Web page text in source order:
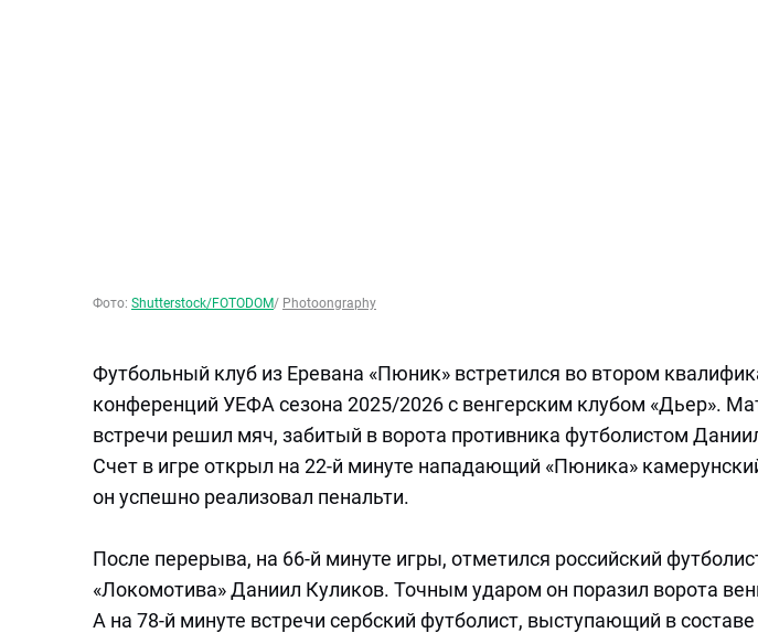
Фото: Shutterstock/FOTODOM/ Photoongraphy
Футбольный клуб из Еревана «Пюник» встретился во втором
конференций УЕФА сезона 2025/2026 с венгерским клубом «Дьер».
встречи решил мяч, забитый в ворота противника футболистом
Счет в игре открыл на 22-й минуте нападающий «Пюника»
он успешно реализовал пенальти.
После перерыва, на 66-й минуте игры, отметился российский
«Локомотива» Даниил Куликов. Точным ударом он поразил ворота
А на 78-й минуте встречи сербский футболист, выступающий в